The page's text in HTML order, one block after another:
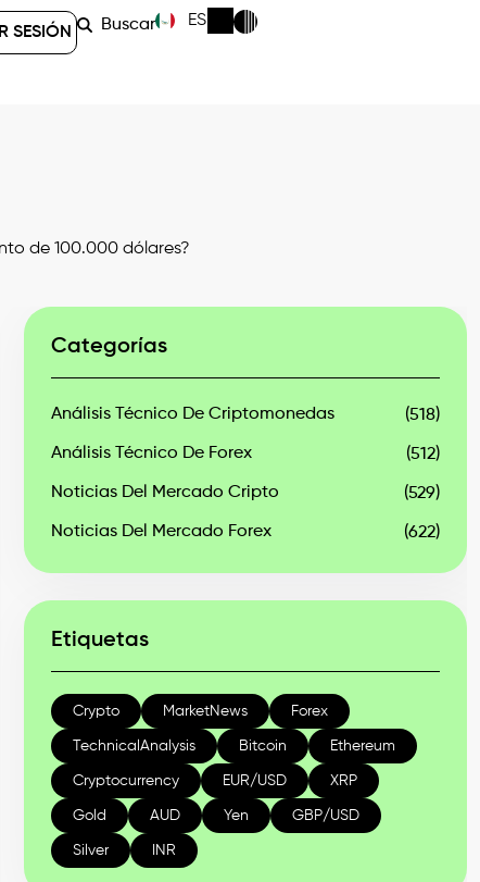
SESIÓN Buscar ES
de 100.000 dólares?
Categorías
Análisis Técnico De Criptomonedas (518)
Análisis Técnico De Forex (512)
Noticias Del Mercado Cripto (529)
Noticias Del Mercado Forex (622)
Etiquetas
Crypto MarketNews Forex
TechnicalAnalysis Bitcoin Ethereum
Cryptocurrency EUR/USD XRP
Gold AUD Yen GBP/USD
Silver INR